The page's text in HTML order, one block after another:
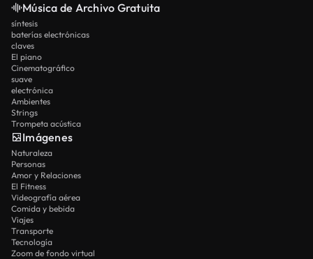
Música de Archivo Gratuita
síntesis
baterías electrónicas
claves
El piano
Cinematográfico
suave
electrónica
Ambientes
Strings
Trompeta acústica
Imágenes
Naturaleza
Personas
Amor y Relaciones
El Fitness
Videografía aérea
Comida y bebida
Viajes
Transporte
Tecnología
Zoom de fondo virtual